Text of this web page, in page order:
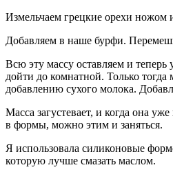
Измельчаем грецкие орехи ножом
Добавляем в наше бурфи.
Всю эту массу оставляем и теперь
дойти до комнатной. Только
добавлению сухого молока.
Масса загустевает, и когда она
в формы, можно этим и заняться.
Я использовала силиконовые
которую лучше смазать маслом.